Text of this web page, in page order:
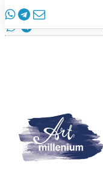
info@artmillenium.ru